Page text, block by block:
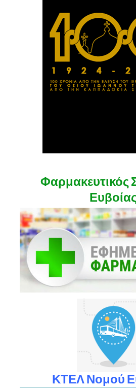
Φαρμακευτικός
ΚΤΕΛ Νομού